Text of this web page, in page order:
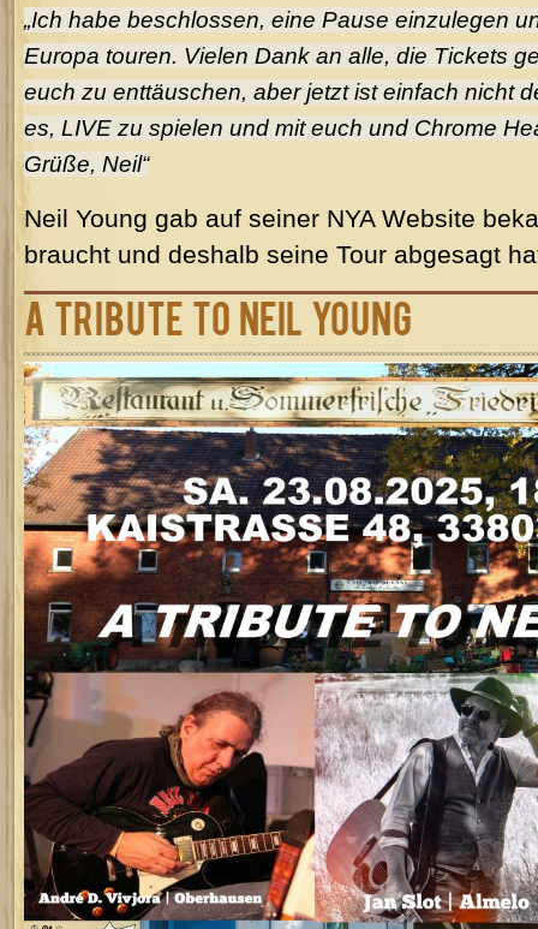
„Ich habe beschlossen, eine Pause einzulegen
Europa touren. Vielen Dank an alle, die Tickets
euch zu enttäuschen, aber jetzt ist einfach nicht
es, LIVE zu spielen und mit euch und Chrome
Grüße, Neil“
Neil Young gab auf seiner NYA Website
braucht und deshalb seine Tour abgesagt
A Tribute to Neil Young